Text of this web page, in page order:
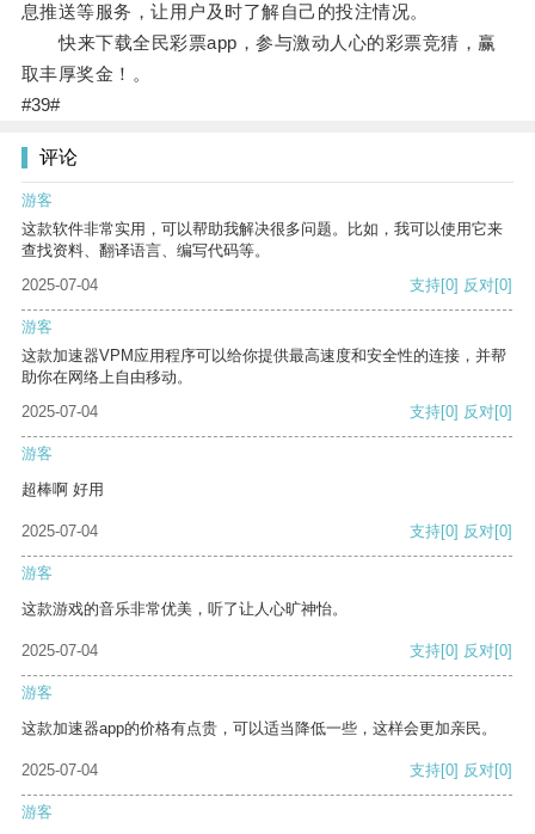
息推送等服务，让用户及时了解自己的投注情况。
快来下载全民彩票app，参与激动人心的彩票竞猜，赢
取丰厚奖金！。
#39#
评论
游客
这款软件非常实用，可以帮助我解决很多问题。比如，我可以使用它来
查找资料、翻译语言、编写代码等。
2025-07-04
支持[0] 反对[0]
游客
这款加速器VPM应用程序可以给你提供最高速度和安全性的连接，并帮
助你在网络上自由移动。
2025-07-04
支持[0] 反对[0]
游客
超棒啊 好用
2025-07-04 支持[0] 反对[0]
游客
这款游戏的音乐非常优美，听了让人心旷神怡。
2025-07-04 支持[0] 反对[0]
游客
这款加速器app的价格有点贵，可以适当降低一些，这样会更加亲民。
2025-07-04 支持[0] 反对[0]
游客